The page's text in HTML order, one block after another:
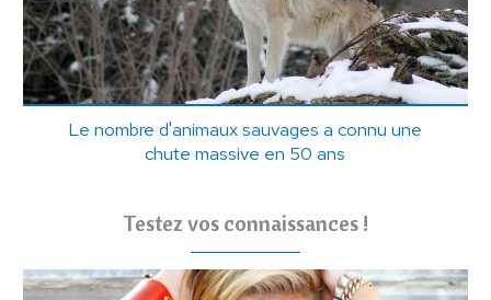
Le nombre d'animaux sauvages a connu une
chute massive en 50 ans
Testez vos connaissances !